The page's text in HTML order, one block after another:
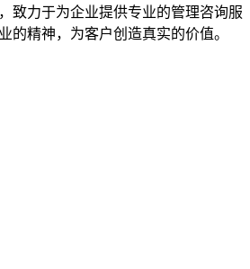
致力于为企业提供专业的管理咨询服
的精神，为客户创造真实的价值。